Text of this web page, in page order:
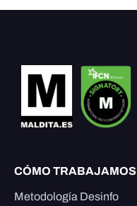
CÓMO TRABAJAMOS
Metodología Desinfo